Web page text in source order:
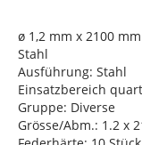
ø 1,2 mm x 2100 mm
Stahl
Ausführung: Stahl
Einsatzbereich
Gruppe: Diverse
Grösse/Abm.: 1.2 x